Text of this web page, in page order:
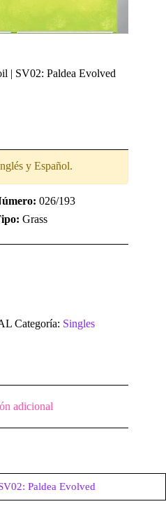
| SV02: Paldea Evolved
y Español.
026/193
Grass
Categoría: Singles
adicional
Paldea Evolved